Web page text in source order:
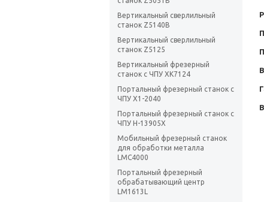
Вертикальный сверлильный
станок Z5140B
Вертикальный сверлильный
станок Z5125
Вертикальный фрезерный
станок с ЧПУ XK7124
Портальный фрезерный станок с
ЧПУ X1-2040
Портальный фрезерный станок с
ЧПУ H-13905X
Мобильный фрезерный станок
для обработки металла
LMC4000
Портальный фрезерный
обрабатывающий центр
LM1613L